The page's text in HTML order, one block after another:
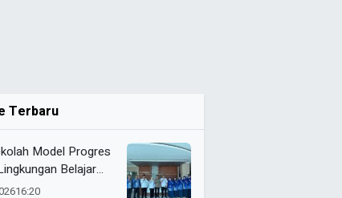
Terbaru
Model Progres
Belajar
Jadi Prioritas
16:20